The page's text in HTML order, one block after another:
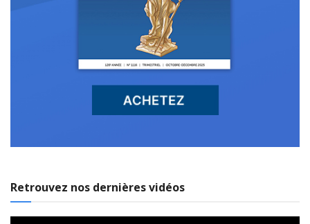
Retrouvez nos dernières vidéos